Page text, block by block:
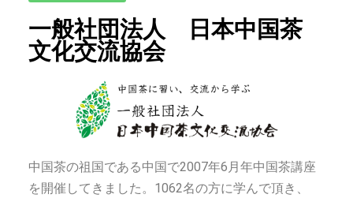
一般社団法人 日本中国茶
文化交流協会
中国茶の祖国である中国で2007年6月年中国茶講座
を開催してきました。1062名の方に学んで頂き、